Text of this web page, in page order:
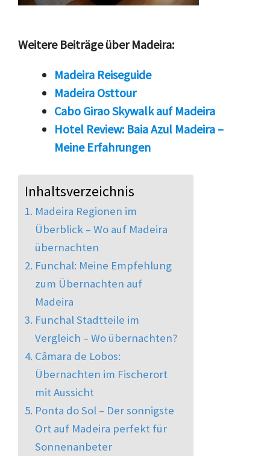
Weitere Beiträge über Madeira:
Madeira Reiseguide
Madeira Osttour
Cabo Girao Skywalk auf Madeira
Hotel Review: Baia Azul Madeira –
Meine Erfahrungen
Inhaltsverzeichnis
Madeira Regionen im
Überblick – Wo auf Madeira
übernachten
Funchal: Meine Empfehlung
zum Übernachten auf
Madeira
Funchal Stadtteile im
Vergleich – Wo übernachten?
Câmara de Lobos:
Übernachten im Fischerort
mit Aussicht
Ponta do Sol – Der sonnigste
Ort auf Madeira perfekt für
Sonnenanbeter